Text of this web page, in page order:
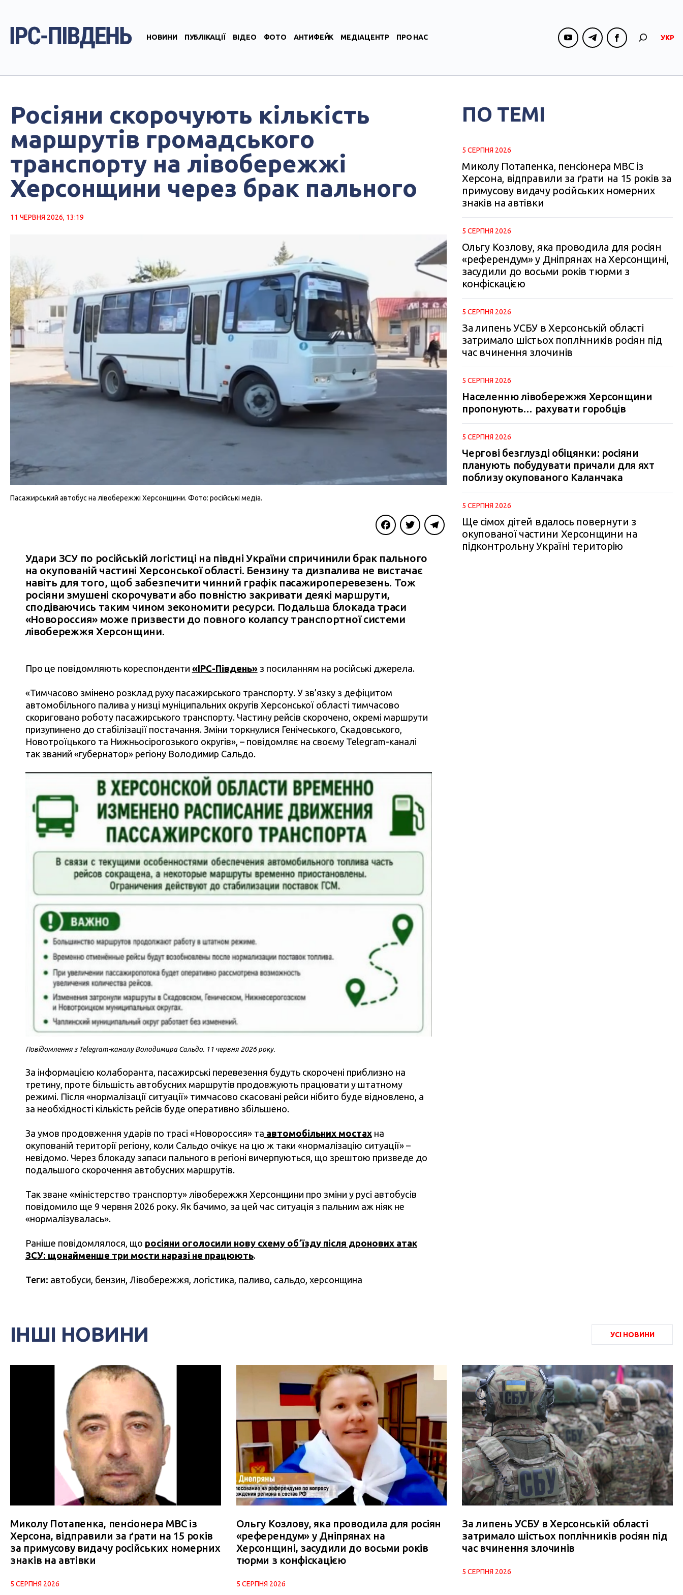
НОВИНИ ПУБЛІКАЦІЇ ВІДЕО ФОТО АНТИФЕЙК МЕДІАЦЕНТР ПРО НАС УКР
Росіяни скорочують кількість
маршрутів громадського
транспорту на лівобережжі
Херсонщини через брак пального
11 ЧЕРВНЯ 2026, 13:19
Пасажирський автобус на лівобережжі Херсонщини. Фото: російські медіа.
Удари ЗСУ по російській логістиці на півдні України спричинили брак пального
на окупованій частині Херсонської області. Бензину та дизпалива не вистачає
навіть для того, щоб забезпечити чинний графік пасажироперевезень. Тож
росіяни змушені скорочувати або повністю закривати деякі маршрути,
сподіваючись таким чином зекономити ресурси. Подальша блокада траси
«Новороссия» може призвести до повного колапсу транспортної системи
лівобережжя Херсонщини.
Про це повідомляють кореспонденти «IPC-Південь»з посиланням на російські джерела.
«Тимчасово змінено розклад руху пасажирського транспорту. У зв’язку з дефіцитом
автомобільного палива у низці муніципальних округів Херсонської області тимчасово
скориговано роботу пасажирського транспорту. Частину рейсів скорочено, окремі маршрути
призупинено до стабілізації постачання. Зміни торкнулися Генічеського, Скадовського,
Новотроїцького та Нижньосірогозького округів», – повідомляє на своєму Telegram-каналі
так званий «губернатор» регіону Володимир Сальдо.
Повідомлення з Telegram-каналу Володимира Сальдо. 11 червня 2026 року.
За інформацією колаборанта, пасажирські перевезення будуть скорочені приблизно на
третину, проте більшість автобусних маршрутів продовжують працювати у штатному
режимі. Після «нормалізації ситуації» тимчасово скасовані рейси нібито буде відновлено, а
за необхідності кількість рейсів буде оперативно збільшено.
За умов продовження ударів по трасі «Новороссия» та автомобільних мостахна
окупованій території регіону, коли Сальдо очікує на цю ж таки «нормалізацію ситуації» –
невідомо. Через блокаду запаси пального в регіоні вичерпуються, що зрештою призведе до
подальшого скорочення автобусних маршрутів.
Так зване «міністерство транспорту» лівобережжя Херсонщини про зміни у русі автобусів
повідомило ще 9 червня 2026 року. Як бачимо, за цей час ситуація з пальним аж ніяк не
«нормалізувалась».
Раніше повідомлялося, що росіяни оголосили нову схему обʼїзду після дронових атак
ЗСУ: щонайменше три мости наразі не працюють.
Теги: автобуси бензин Лівобережжя логістика паливо сальдо херсонщина
ПО ТЕМІ
5 СЕРПНЯ 2026
Миколу Потапенка, пенсіонера МВС із
Херсона, відправили за ґрати на 15 років за
примусову видачу російських номерних
знаків на автівки
5 СЕРПНЯ 2026
Ольгу Козлову, яка проводила для росіян
«референдум» у Дніпрянах на Херсонщині,
засудили до восьми років тюрми з
конфіскацією
5 СЕРПНЯ 2026
За липень УСБУ в Херсонській області
затримало шістьох поплічників росіян під
час вчинення злочинів
5 СЕРПНЯ 2026
Населенню лівобережжя Херсонщини
пропонують… рахувати горобців
5 СЕРПНЯ 2026
Чергові безглузді обіцянки: росіяни
планують побудувати причали для яхт
поблизу окупованого Каланчака
5 СЕРПНЯ 2026
Ще сімох дітей вдалось повернути з
окупованої частини Херсонщини на
підконтрольну Україні територію
ІНШІ НОВИНИ УСІ НОВИНИ
Миколу Потапенка, пенсіонера МВС із
Херсона, відправили за ґрати на 15 років
за примусову видачу російських номерних
знаків на автівки
5 СЕРПНЯ 2026
Ольгу Козлову, яка проводила для росіян
«референдум» у Дніпрянах на
Херсонщині, засудили до восьми років
тюрми з конфіскацією
5 СЕРПНЯ 2026
За липень УСБУ в Херсонській області
затримало шістьох поплічників росіян під
час вчинення злочинів
5 СЕРПНЯ 2026